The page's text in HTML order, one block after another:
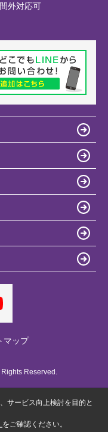
外対応可
マップ
Reserved.
サービス向上検討を目的と
をご確認ください。